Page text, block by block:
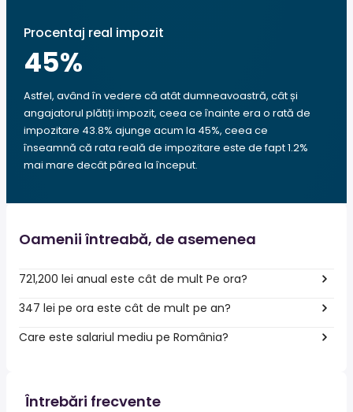
Procentaj real impozit
45%
Astfel, având în vedere că atât dumneavoastră, cât și
angajatorul plătiți impozit, ceea ce înainte era o rată de
impozitare 43.8% ajunge acum la 45%, ceea ce
înseamnă că rata reală de impozitare este de fapt 1.2%
mai mare decât părea la început.
Oamenii întreabă, de asemenea
721,200 lei anual este cât de mult Pe ora?
347 lei pe ora este cât de mult pe an?
Care este salariul mediu pe România?
Întrebări frecvente